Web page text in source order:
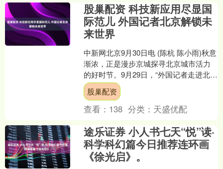
股巢配资 科技新应用尽显国
际范儿 外国记者北京解锁未
来世界
中新网北京9月30日电 (陈杭 陈小雨)秋意
渐浓，正是漫步京城探寻北京城市活力
的好时节。9月29日，“外国记者走进北
京”——经开区专题推介成功举行，来自
俄罗斯、....
股巢配资
查看： 138 分类： 天盛优配
途乐证券 小人书七天“悦”读·
科学科幻篇今日推荐连环画
《徐光启》。